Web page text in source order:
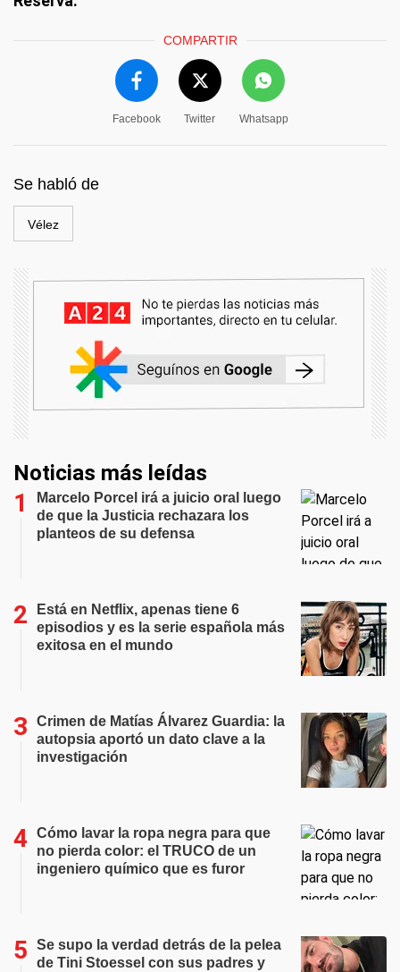
COMPARTIR
Facebook Twitter Whatsapp
Se habló de
Vélez
Noticias más leídas
Marcelo Porcel irá a juicio oral luego
de que la Justicia rechazara los
planteos de su defensa
Está en Netflix, apenas tiene 6
episodios y es la serie española más
exitosa en el mundo
Crimen de Matías Álvarez Guardia: la
autopsia aportó un dato clave a la
investigación
Cómo lavar la ropa negra para que
no pierda color: el TRUCO de un
ingeniero químico que es furor
Se supo la verdad detrás de la pelea
de Tini Stoessel con sus padres y